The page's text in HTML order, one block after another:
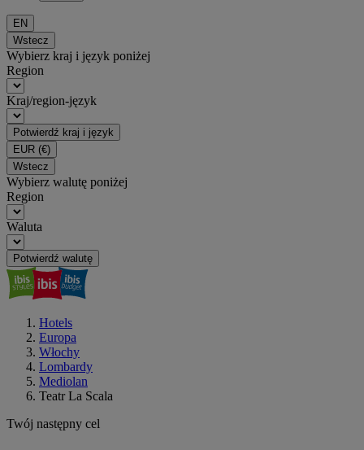
EN
Wstecz
Wybierz kraj i język poniżej
Region
Kraj/region-język
Potwierdź kraj i język
EUR (€)
Wstecz
Wybierz walutę poniżej
Region
Waluta
Potwierdź walutę
Hotels
Europa
Włochy
Lombardy
Mediolan
Teatr La Scala
Twój następny cel